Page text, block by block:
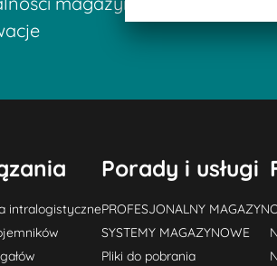
intralogistyczne
Porady i usługi
PROFESJONALNY MAGAZYN
SYSTEMY MAGAZYNOWE
Pliki do pobrania